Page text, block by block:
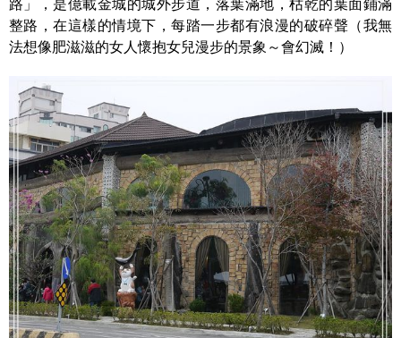
路」，是億載金城的城外步道，落葉滿地，枯乾的葉面鋪滿
整路，在這樣的情境下，每踏一步都有浪漫的破碎聲（我無
法想像肥滋滋的女人懷抱女兒漫步的景象～會幻滅！）